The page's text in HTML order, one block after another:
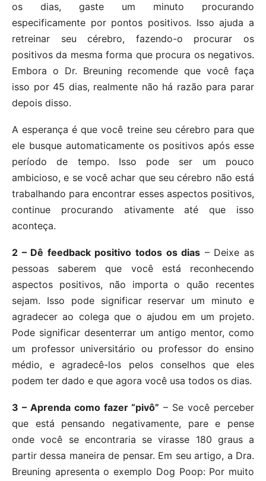
os dias, gaste um minuto procurando
especificamente por pontos positivos. Isso ajuda a
retreinar seu cérebro, fazendo-o procurar os
positivos da mesma forma que procura os negativos.
Embora o Dr. Breuning recomende que você faça
isso por 45 dias, realmente não há razão para parar
depois disso.
A esperança é que você treine seu cérebro para que
ele busque automaticamente os positivos após esse
período de tempo. Isso pode ser um pouco
ambicioso, e se você achar que seu cérebro não está
trabalhando para encontrar esses aspectos positivos,
continue procurando ativamente até que isso
aconteça.
2 – Dê feedback positivo todos os dias – Deixe as
pessoas saberem que você está reconhecendo
aspectos positivos, não importa o quão recentes
sejam. Isso pode significar reservar um minuto e
agradecer ao colega que o ajudou em um projeto.
Pode significar desenterrar um antigo mentor, como
um professor universitário ou professor do ensino
médio, e agradecê-los pelos conselhos que eles
podem ter dado e que agora você usa todos os dias.
3 – Aprenda como fazer “pivô” – Se você perceber
que está pensando negativamente, pare e pense
onde você se encontraria se virasse 180 graus a
partir dessa maneira de pensar. Em seu artigo, a Dra.
Breuning apresenta o exemplo Dog Poop: Por muito